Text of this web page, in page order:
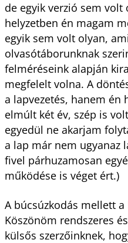
de egyik verzió sem
helyzetben én magam
egyik sem volt olyan,
olvasótáborunknak
felméréseink alapján
megfelelt volna. A
a lapvezetés, hanem én
elmúlt két év, szép is
egyedül ne akarjam
a lap már nem ugyanaz
fivel párhuzamosan
működése is véget ért.)
A búcsúzkodás mellett
Köszönöm rendszeres
külsős szerzőinknek,